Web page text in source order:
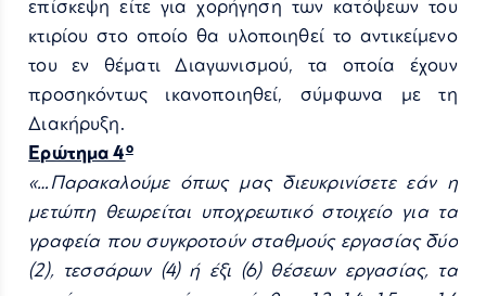
επίσκεψη είτε για χορήγηση των κατόψεων του
κτιρίου στο οποίο θα υλοποιηθεί το αντικείμενο
του εν θέματι Διαγωνισμού, τα οποία έχουν
προσηκόντως ικανοποιηθεί, σύμφωνα με τη
Διακήρυξη.
Ερώτημα 4ο
«…Παρακαλούμε όπως μας διευκρινίσετε εάν η
μετώπη θεωρείται υποχρεωτικό στοιχείο για τα
γραφεία που συγκροτούν σταθμούς εργασίας δύο
(2), τεσσάρων (4) ή έξι (6) θέσεων εργασίας, τα